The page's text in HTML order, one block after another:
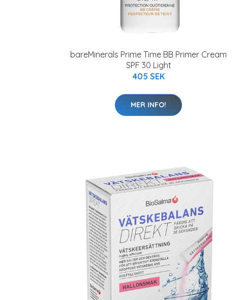
bareMinerals Prime Time BB Primer Cream
SPF 30 Light
405 SEK
MER INFO!